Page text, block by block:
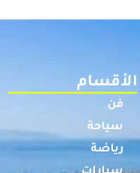
الأقسام
فن
سياحة
رياضة